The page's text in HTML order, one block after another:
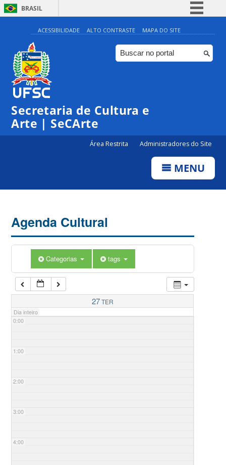
BRASIL
Simplifique!
Comunica BR
Participe
ACESSIBILIDADE ALTO CONTRASTE MAPA DO SITE
Secretaria de Cultura e
Arte | SeCArte
Área Restrita Administradores do Site
MENU
Agenda Cultural
Categorias tags
27TER
Dia inteiro
0:00
1:00
2:00
3:00
4:00